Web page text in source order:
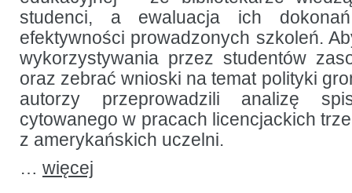
studenci, a ewaluacja ich
efektywności prowadzonych szkoleń.
wykorzystywania przez studentów
oraz zebrać wnioski na temat polityki
autorzy przeprowadzili analizę
cytowanego w pracach licencjackich
z amerykańskich uczelni.
… więcej